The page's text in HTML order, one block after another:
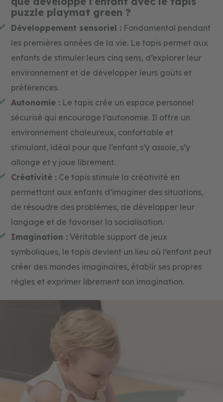
puzzle playmat green ?
Développement sensoriel : Fondamental pendant
les premières années de la vie. Le tapis permet aux
enfants de stimuler leurs cinq sens, d’explorer leur
environnement et de développer leurs goûts et
préférences.
Autonomie : Le tapis crée un espace personnel
sécurisé qui encourage l’autonomie. Il offre un
environnement chaleureux, confortable et
stimulant, idéal pour que l’enfant s’y assoie, s’y
allonge et y joue librement.
Créativité : Ce tapis stimule la créativité en
permettant aux enfants d’imaginer des situations,
de résoudre des problèmes, de développer leur
langage et de favoriser la socialisation.
Imagination : Véritable support de jeux
symboliques, le tapis devient un lieu où l’enfant peut
créer des mondes imaginaires, établir ses propres
règles et exprimer librement son imagination.